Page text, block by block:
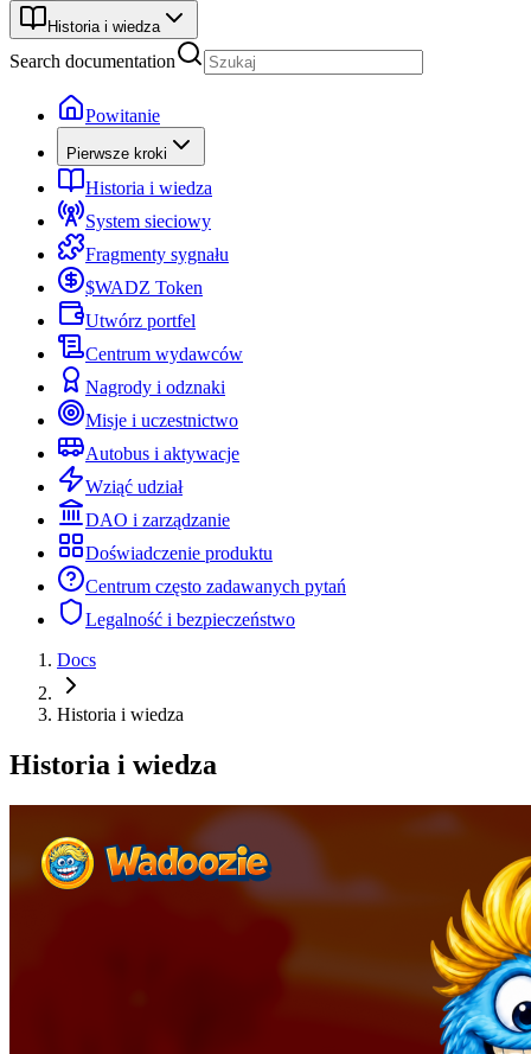
Historia i wiedza
Search documentation
Powitanie
Pierwsze kroki
Historia i wiedza
System sieciowy
Fragmenty sygnału
$WADZ Token
Utwórz portfel
Centrum wydawców
Nagrody i odznaki
Misje i uczestnictwo
Autobus i aktywacje
Wziąć udział
DAO i zarządzanie
Doświadczenie produktu
Centrum często zadawanych pytań
Legalność i bezpieczeństwo
Docs
Historia i wiedza
Historia i wiedza